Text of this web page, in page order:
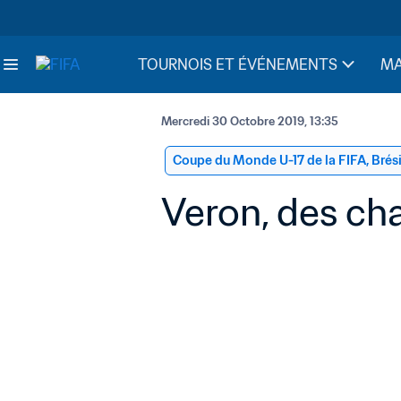
TOURNOIS ET ÉVÉNEMENTS
Mercredi 30 Octobre 2019, 13:35
Coupe du Monde U-17 de la FIFA,
Veron, des